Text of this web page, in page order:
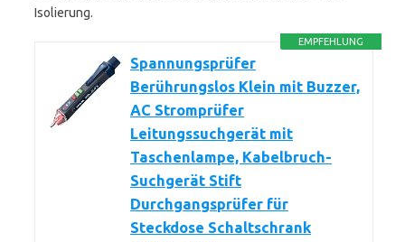
Isolierung.
EMPFEHLUNG
Spannungsprüfer
Berührungslos Klein mit Buzzer,
AC Stromprüfer
Leitungssuchgerät mit
Taschenlampe, Kabelbruch-
Suchgerät Stift
Durchgangsprüfer für
Steckdose Schaltschrank